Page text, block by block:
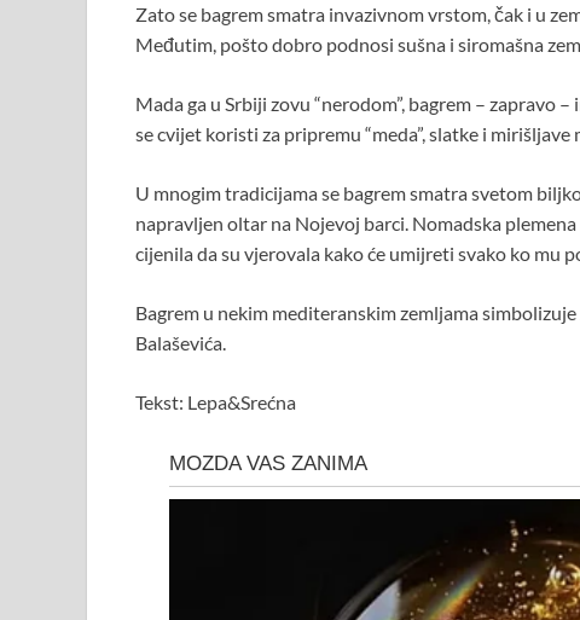
Zato se bagrem smatra invazivnom vrstom, čak i u
Međutim, pošto dobro podnosi sušna i siromašna
Mada ga u Srbiji zovu “nerodom”, bagrem – zapravo
se cvijet koristi za pripremu “meda”, slatke i
U mnogim tradicijama se bagrem smatra svetom
napravljen oltar na Nojevoj barci. Nomadska
cijenila da su vjerovala kako će umijreti svako ko mu
Bagrem u nekim mediteranskim zemljama
Balaševića.
Tekst: Lepa&Srećna